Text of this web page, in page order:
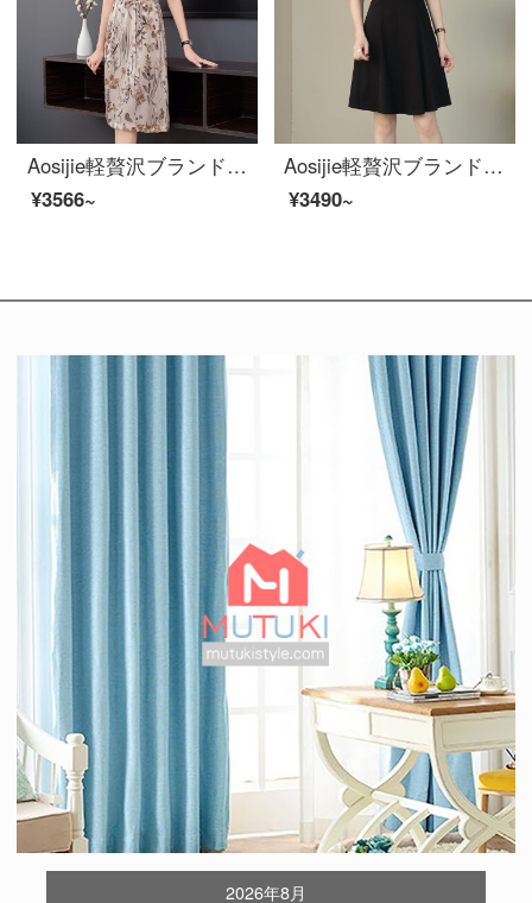
Aosijie軽贅沢ブランドの女装重さはシルクのワンピース女性2020夏新型無地のカラーの丸首プリントの中の長目のカバーの肉が細く見える半袖のスカートの写真色は3 XLです。
¥3566~
Aosijie軽贅沢ブランドの婦人服休暇半袖Vネックワンピース夏2020新型太っているmmのゆったりしたサイズが腹を覆って明らかにやせています。ヘルモアの黒スカート黒L（体重90-110斤を推奨します。）
¥3490~
2026年8月